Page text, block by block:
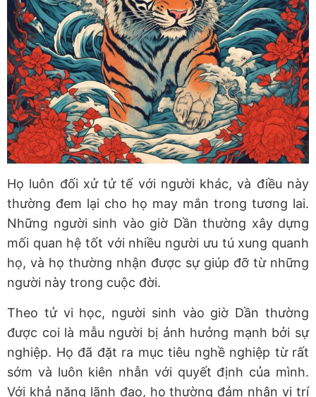
Họ luôn đối xử tử tế với người khác, và điều này
thường đem lại cho họ may mắn trong tương lai.
Những người sinh vào giờ Dần thường xây dựng
mối quan hệ tốt với nhiều người ưu tú xung quanh
họ, và họ thường nhận được sự giúp đỡ từ những
người này trong cuộc đời.
Theo tử vi học, người sinh vào giờ Dần thường
được coi là mẫu người bị ảnh hưởng mạnh bởi sự
nghiệp. Họ đã đặt ra mục tiêu nghề nghiệp từ rất
sớm và luôn kiên nhẫn với quyết định của mình.
Với khả năng lãnh đạo, họ thường đảm nhận vị trí